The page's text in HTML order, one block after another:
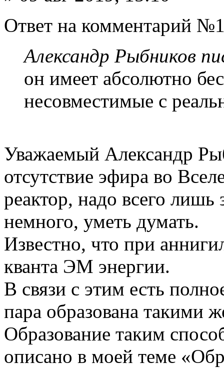
Ответ на комментарий
Александр Рыбников
он имеет абсолютно
несовместимые с
Уважаемый Александр
отсутствие эфира во
реактор, надо всего
немного, уметь думать.
Известно, что при
кванта ЭМ энергии.
В связи с этим есть
пара образована такими
Образование таким
описано в моей теме